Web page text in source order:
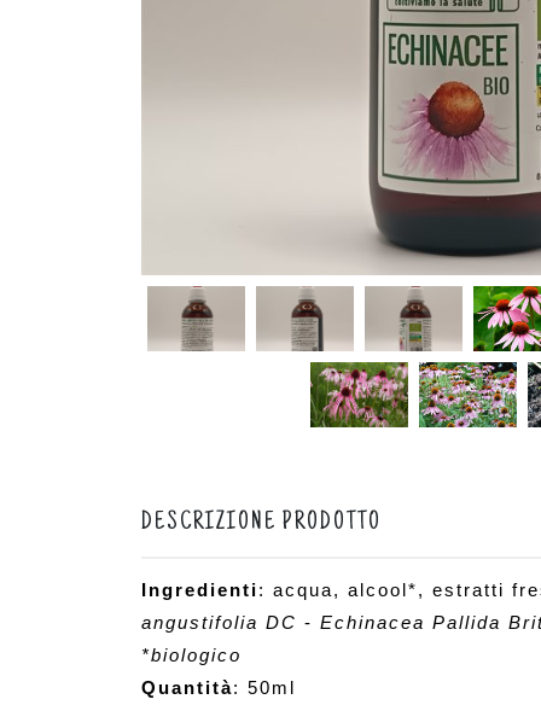
DESCRIZIONE PRODOTTO
Ingredienti: acqua, alcool*, estratti
angustifolia DC - Echinacea Pallida
*biologico
Quantità: 50ml